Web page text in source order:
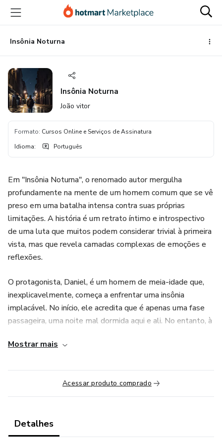
para
conteúdo
principal
para
pagamento
para
rodapé
Insônia Noturna
Insônia Noturna
João vitor
Formato: Cursos Online e Serviços de Assinatura
Idioma: Português
Em "Insônia Noturna", o renomado autor mergulha
profundamente na mente de um homem comum que se vê
preso em uma batalha intensa contra suas próprias
limitações. A história é um retrato íntimo e introspectivo
de uma luta que muitos podem considerar trivial à primeira
vista, mas que revela camadas complexas de emoções e
reflexões.
O protagonista, Daniel, é um homem de meia-idade que,
inexplicavelmente, começa a enfrentar uma insônia
implacável. No início, ele acredita que é apenas uma fase
passageira, uma noite mal dormida aqui e ali. No entanto, à
semanas em meses, Daniel se vê arrastado para um
A narrativa mergulha profundamente nos pensamentos de
Daniel durante as longas noites em que ele se vê
e da realidade, dando origem a pensamentos profundos e
até mesmo delírios. O leitor é levado a uma jornada
Mostrar mais
Acessar produto comprado
Detalhes